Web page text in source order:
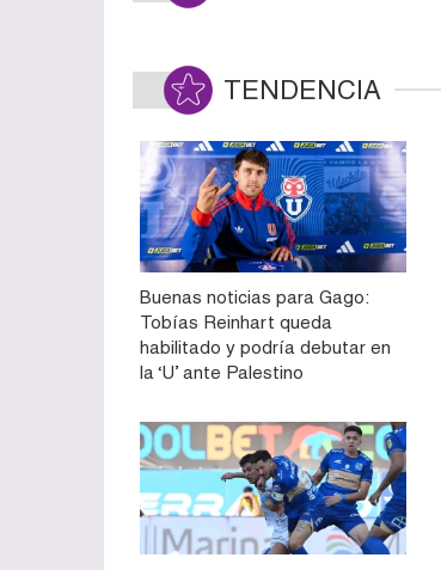
TENDENCIA
Buenas noticias para Gago:
Tobías Reinhart queda
habilitado y podría debutar en
la ‘U’ ante Palestino